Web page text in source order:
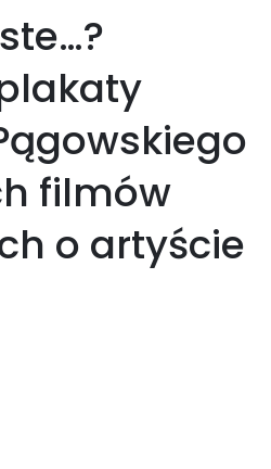
filmów
o artyście